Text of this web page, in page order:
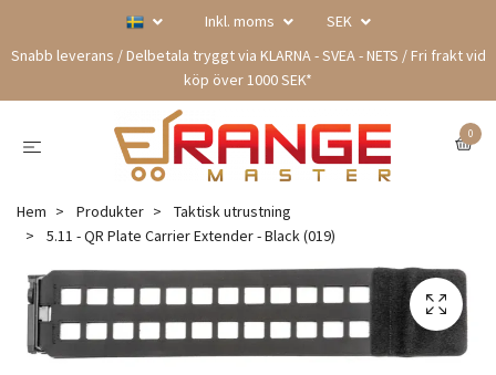
Inkl. moms
SEK
Snabb leverans / Delbetala tryggt via KLARNA - SVEA - NETS / Fri frakt vid
köp över 1000 SEK*
0
Hem Produkter
Taktisk utrustning
5.11 - QR Plate Carrier Extender - Black (019)